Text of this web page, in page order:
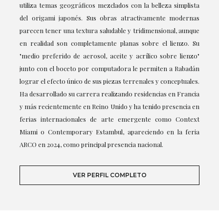
utiliza temas geográficos mezclados con la belleza simplista
del origami japonés. Sus obras atractivamente modernas
parecen tener una textura saludable y tridimensional, aunque
en realidad son completamente planas sobre el lienzo. Su
"medio preferido de aerosol, aceite y acrílico sobre lienzo"
junto con el boceto por computadora le permiten a Rabadán
lograr el efecto único de sus piezas terrenales y conceptuales.
Ha desarrollado su carrera realizando residencias en Francia
y más recientemente en Reino Unido y ha tenido presencia en
ferias internacionales de arte emergente como Context
Miami o Contemporary Estambul, apareciendo en la feria
ARCO en 2024, como principal presencia nacional.
VER PERFIL COMPLETO